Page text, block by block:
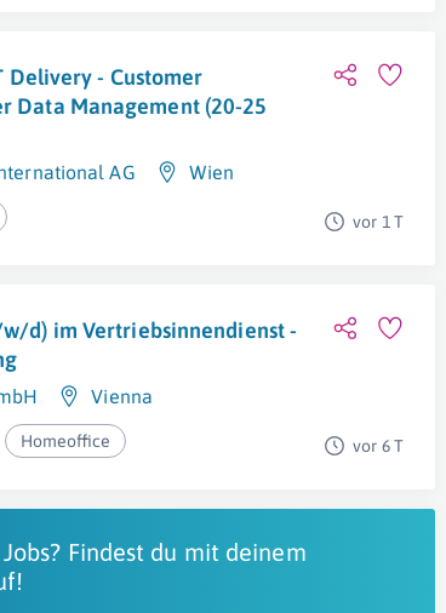
Delivery - Customer
Data Management (20-25
AG Wien
vor 1 T
d) im Vertriebsinnendienst -
Vienna
Homeoffice vor 6 T
Jobs? Findest du mit deinem